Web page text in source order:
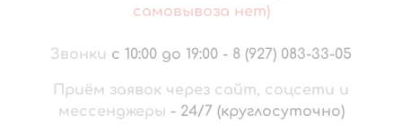
самовывоза нет)
Звонки с 10:00 до 19:00 - 8 (927) 083-33-05
Приём заявок через сайт, соцсети и
мессенджеры - 24/7 (круглосуточно)